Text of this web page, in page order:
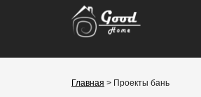
Главная > Проекты бань